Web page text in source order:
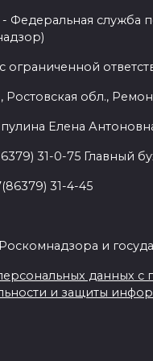
служба
обл.,
Елена
31-0-75 Главный
31-4-45
и
данных
и защиты